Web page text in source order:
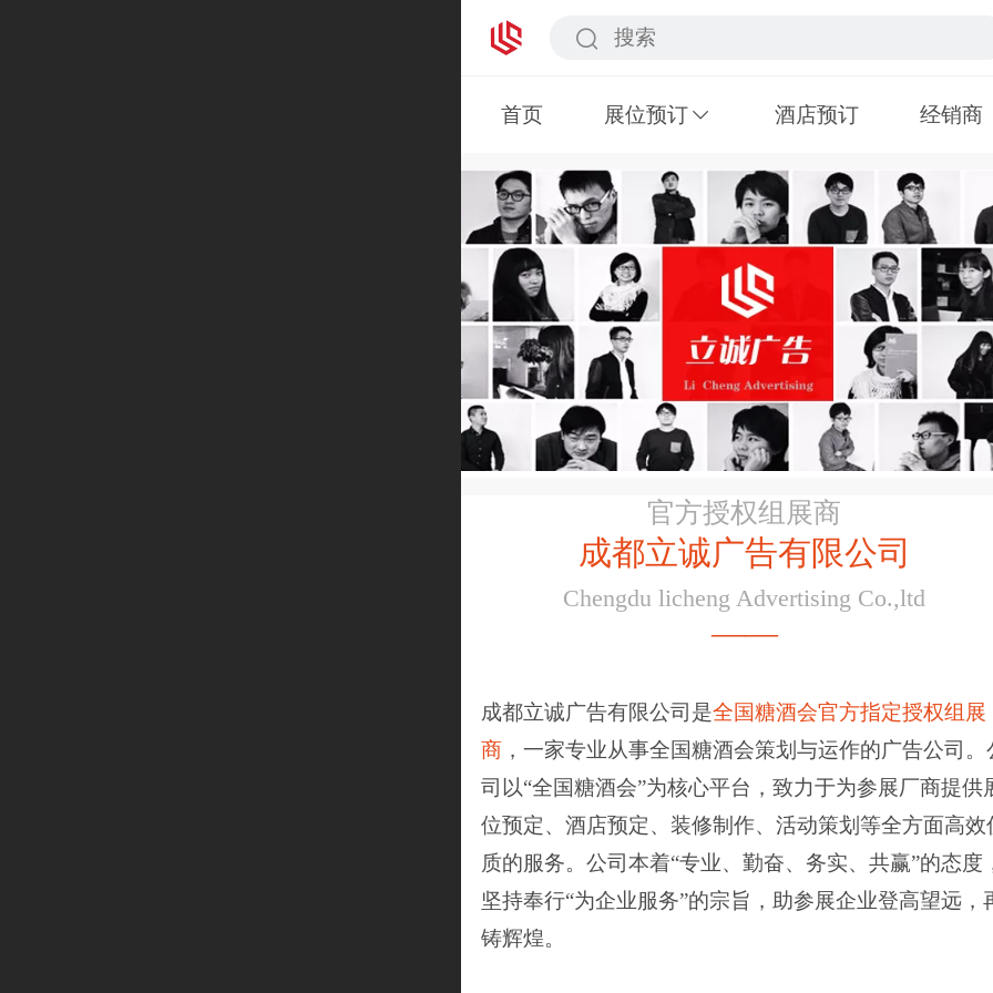
首页 展位预订 酒店预订 经销商
官方授权组展商
成都立诚广告有限公司
Chengdu licheng Advertising Co.,ltd
——
成都立诚广告有限公司是全国糖酒会官方指定授权组展
商，一家专业从事全国糖酒会策划与运作的广告公司。
司以“全国糖酒会”为核心平台，致力于为参展厂商提供
位预定、酒店预定、装修制作、活动策划等全方面高效
质的服务。 公司本着“专业、勤奋、务实、共赢”的态度
坚持奉行“为企业服务”的宗旨，助参展企业登高望远，
铸辉煌。